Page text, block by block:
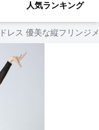
人気ランキング
レス 優美な縦フリンジ